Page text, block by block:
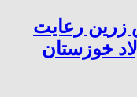
زرین رعایت
خوزستان